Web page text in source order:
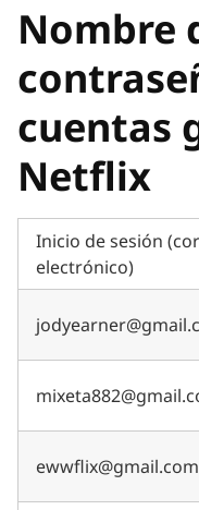
Nombre
cuentas
Netflix
Inicio de sesión
electrónico)
ewwflix@gmail.com